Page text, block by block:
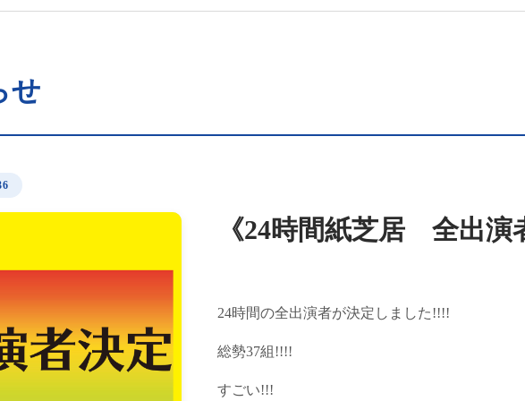
せ
《24時間紙芝居 全出演
24時間の全出演者が決定しました!!!!
総勢37組!!!!
すごい!!!